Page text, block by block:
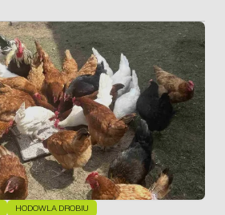
twarda.
HODOWLA DROBIU